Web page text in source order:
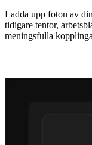
Ladda upp foton av
tidigare tentor,
meningsfulla